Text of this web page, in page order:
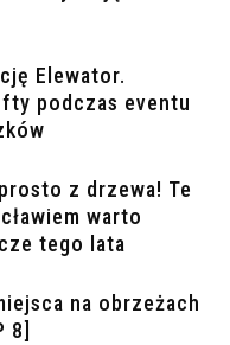
Elewator.
podczas eventu
z drzewa! Te
warto
tego lata
na obrzeżach
8]